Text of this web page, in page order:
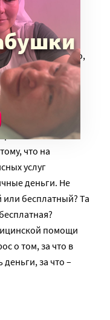
и сервис в
бахил, потому что,
проблема, то
программу
и
что на
услуг
деньги. Не
бесплатный? Та
помощи
о том, за что в
за что –